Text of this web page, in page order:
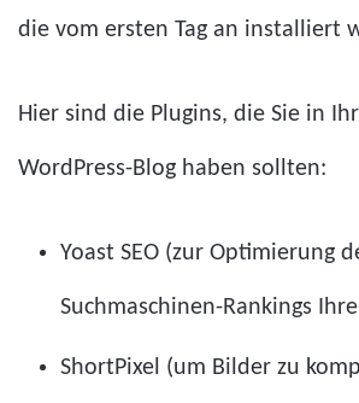
die vom ersten Tag an installiert
Hier sind die Plugins, die Sie in
WordPress-Blog haben sollten:
Yoast SEO (zur Optimierung
Suchmaschinen-Rankings
ShortPixel (um Bilder zu